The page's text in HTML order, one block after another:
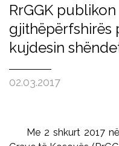
RrGGK
gjithëpërfshirës
kujdesin
02.03.2017
Me 2 shkurt 2017 në